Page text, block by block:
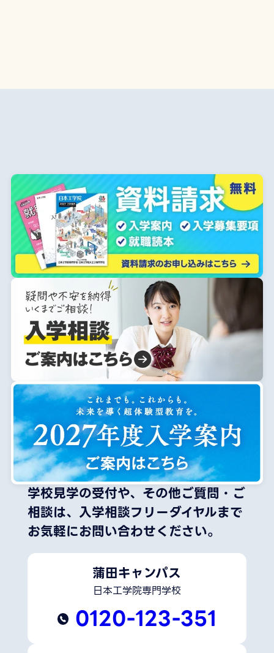
学校見学の受付や、その他ご質問・ご
相談は、 入学相談フリーダイヤルまで
お気軽にお問い合わせください。
蒲田キャンパス
日本工学院専門学校
0120-123-351